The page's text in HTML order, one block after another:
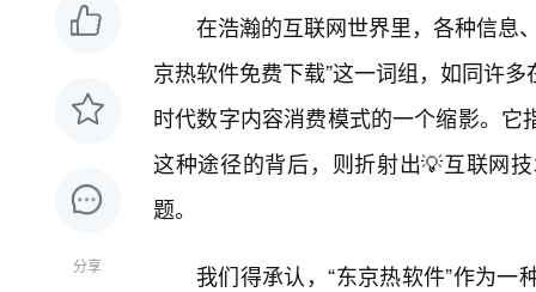
分享
在浩瀚的互联网世界里，各种信息
京热软件免费下载”这一词组，如同许
时代数字内容消费模式的一个缩影。
这种途径的背后，则折射出💡互联网
题。
我们得承认，“东京热软件”作为